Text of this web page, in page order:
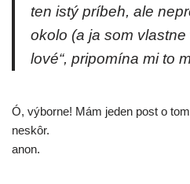
ten istý prí­beh, ale
oko­lo (a ja som
lo­vé“, pri­po­mí­na mi to
Ó, výbor­ne! Mám jeden post o
neskôr.
anon.